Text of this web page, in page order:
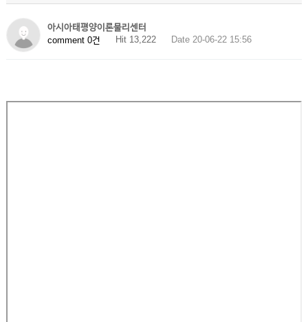
아시아태평양이론물리센터
comment 0건
Hit 13,222 Date 20-06-22 15:56